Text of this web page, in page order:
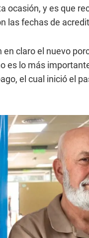
ocasión, y es que
las fechas de
claro el nuevo
es lo más
el cual inició el